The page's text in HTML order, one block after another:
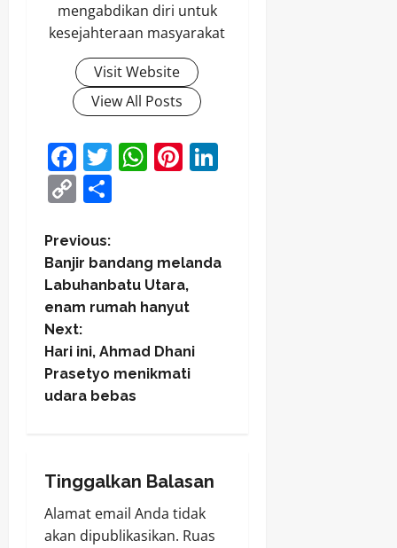
mengabdikan diri untuk
kesejahteraan masyarakat
Visit Website
View All Posts
Facebook
Twitter
WhatsApp
Pinterest
Copy
P
o
s
t
n
v
i
Previous:
Banjir bandang melanda
Labuhanbatu Utara,
enam rumah hanyut
Next:
Hari ini, Ahmad Dhani
Prasetyo menikmati
udara bebas
Tinggalkan Balasan
Alamat email Anda tidak
akan dipublikasikan. Ruas